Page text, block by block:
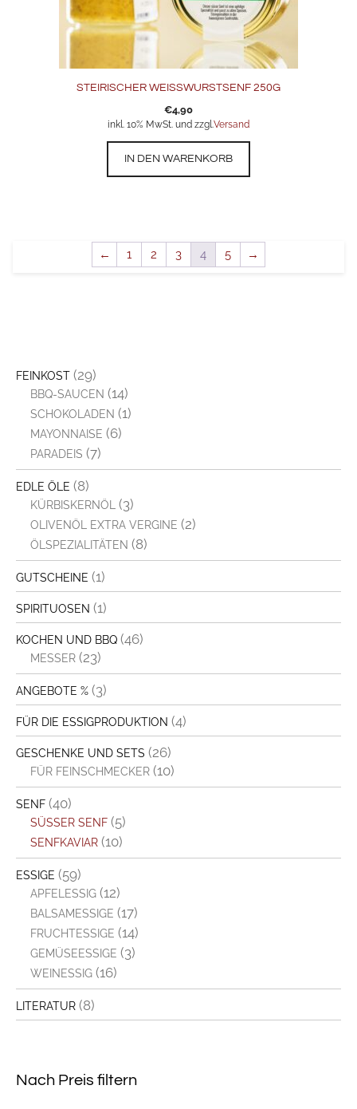
STEIRISCHER WEISSWURSTSENF 250G
€4,90
inkl. 10% MwSt. und zzgl.Versand
IN DEN WARENKORB
← 1 2 3 4 5 →
FEINKOST (29)
BBQ-SAUCEN (14)
SCHOKOLADEN (1)
MAYONNAISE (6)
PARADEIS (7)
EDLE ÖLE (8)
KÜRBISKERNÖL (3)
OLIVENÖL EXTRA VERGINE (2)
ÖLSPEZIALITÄTEN (8)
GUTSCHEINE (1)
SPIRITUOSEN (1)
KOCHEN UND BBQ (46)
MESSER (23)
ANGEBOTE % (3)
FÜR DIE ESSIGPRODUKTION (4)
GESCHENKE UND SETS (26)
FÜR FEINSCHMECKER (10)
SENF (40)
SÜSSER SENF (5)
SENFKAVIAR (10)
ESSIGE (59)
APFELESSIG (12)
BALSAMESSIGE (17)
FRUCHTESSIGE (14)
GEMÜSEESSIGE (3)
WEINESSIG (16)
LITERATUR (8)
Nach Preis filtern